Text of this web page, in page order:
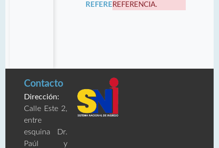
REFERENCIA:REFERENCIA.
Contacto
Dirección:
Calle Este 2,
entre
esquina Dr.
Paúl y